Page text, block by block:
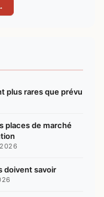
plus rares que prévu
places de marché
doivent savoir